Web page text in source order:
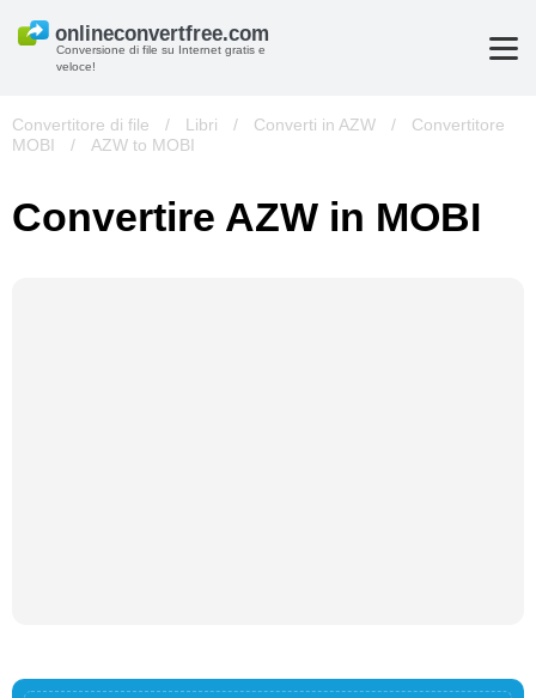
Conversione di file su Internet gratis e
veloce!
Convertitore di file / Libri / Converti in AZW /
Convertitore
MOBI
/ AZW to MOBI
Convertire AZW in MOBI